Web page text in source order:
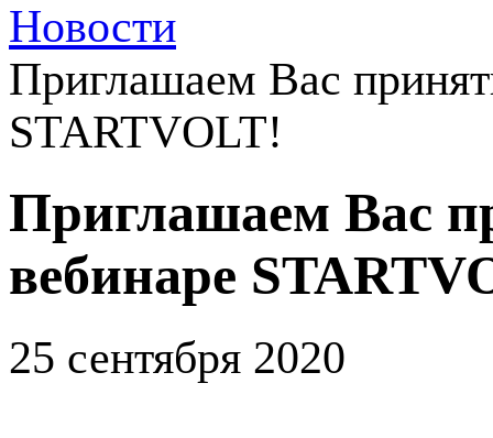
Новости
Приглашаем Вас
STARTVOLT!
Приглашаем Вас
вебинаре
25 сентября 2020